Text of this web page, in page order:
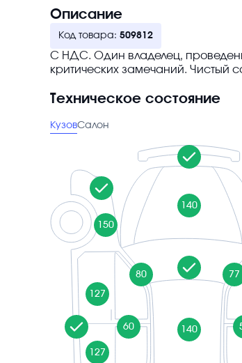
Описание
Код товара: 509812
С НДС. Один владелец,
критических замечаний. Чистый
Техническое состояние
КузовСалон
140
140
150
80
127
60
127
77